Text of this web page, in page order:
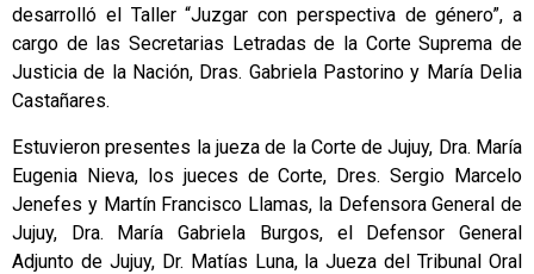
desarrolló el Taller “Juzgar con perspectiva de género”, a
cargo de las Secretarias Letradas de la Corte Suprema de
Justicia de la Nación, Dras. Gabriela Pastorino y María Delia
Castañares.
Estuvieron presentes la jueza de la Corte de Jujuy, Dra. María
Eugenia Nieva, los jueces de Corte, Dres. Sergio Marcelo
Jenefes y Martín Francisco Llamas, la Defensora General de
Jujuy, Dra. María Gabriela Burgos, el Defensor General
Adjunto de Jujuy, Dr. Matías Luna, la Jueza del Tribunal Oral